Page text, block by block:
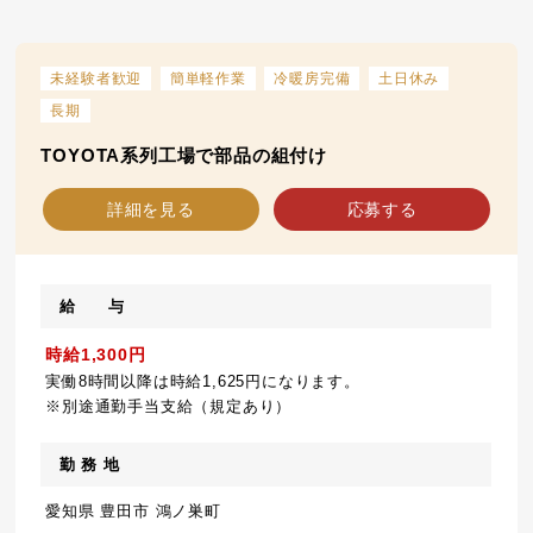
未経験者歓迎 簡単軽作業 冷暖房完備
土日休み
長期
TOYOTA系列工場で部品の組付け
詳細を見る 応募する
給 与
時給1,300円
実働8時間以降は時給1,625円になります。
※別途通勤手当支給（規定あり）
勤 務 地
愛知県 豊田市 鴻ノ巣町